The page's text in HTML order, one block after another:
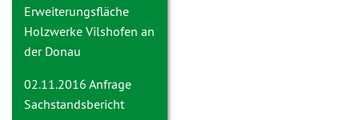
Erweiterungsfläche
Holzwerke Vilshofen an
der Donau
02.11.2016 Anfrage
Sachstandsbericht